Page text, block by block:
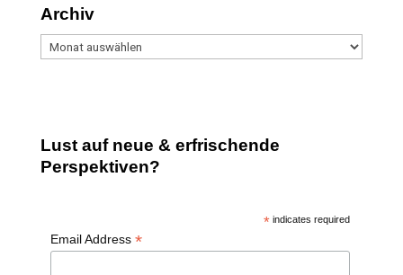
Archiv
Archiv
Lust auf neue & erfrischende
Perspektiven?
* indicates required
Email Address *